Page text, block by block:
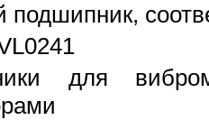
подшипник,
для